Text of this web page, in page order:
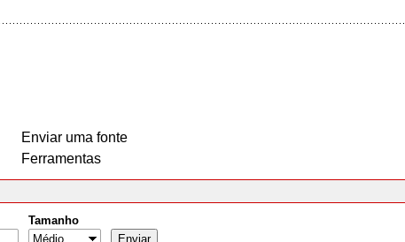
Enviar uma fonte
Ferramentas
Tamanho